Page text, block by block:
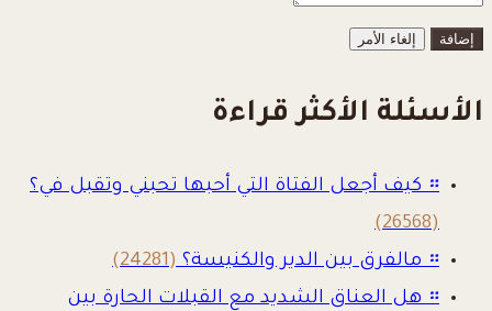
إلغاء الأمر
الأسئلة الأكثر قراءة
። كيف أجعل الفتاة التي أحبها تحبني وتقبل في؟
(26568)
። مالفرق بين الدير والكنيسة؟(24281)
። هل العناق الشديد مع القبلات الحارة بين